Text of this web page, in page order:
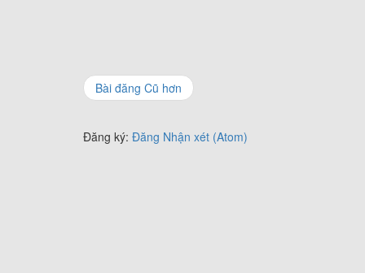
Bài đăng Cũ hơn
Đăng ký: Đăng Nhận xét (Atom)